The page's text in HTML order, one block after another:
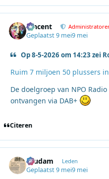
Vincent
Geplaatst9 mei9 mei
Op 8-5-2026 om 14:23 zei
Ruim 7 miljoen 50 plussers
De doelgroep van NPO
ontvangen via DAB+
Citeren
ruudam Leden
Geplaatst9 mei9 mei